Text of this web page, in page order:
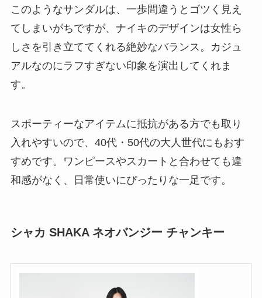
このようなサンダルは、一歩間違うとゴツく見え
てしまいがちですが、ナイキのデザインは女性ら
しさを引き立ててくれる絶妙なバランス。カジュ
アルなのにラフすぎない印象を演出してくれま
す。
スポーティーなアイテムに抵抗がある方でも取り
入れやすいので、40代・50代の大人世代にもおす
すめです。ワンピースやスカートと合わせても違
和感がなく、日常使いにぴったりな一足です。
シャカ SHAKA ネオバンジー チャンキー